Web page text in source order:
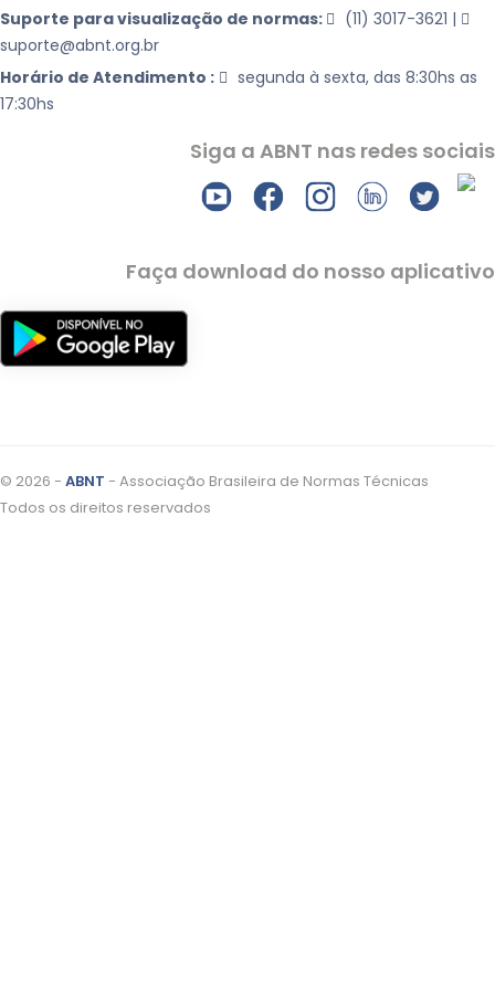
Suporte para visualização de normas:
(11) 3017-3621 |
suporte@abnt.org.br
Horário de Atendimento :
segunda à sexta, das 8:30hs as
17:30hs
Siga a ABNT nas redes sociais
Faça download do nosso aplicativo
© 2026 - ABNT - Associação Brasileira de Normas Técnicas
Todos os direitos reservados